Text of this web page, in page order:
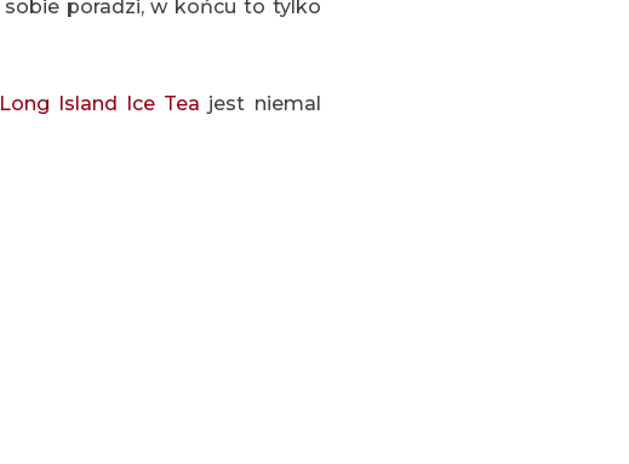
poradzi, w końcu to tylko
Long Island Ice Tea jest niemal